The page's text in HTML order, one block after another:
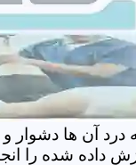
درد آن ها دشوار
شده را